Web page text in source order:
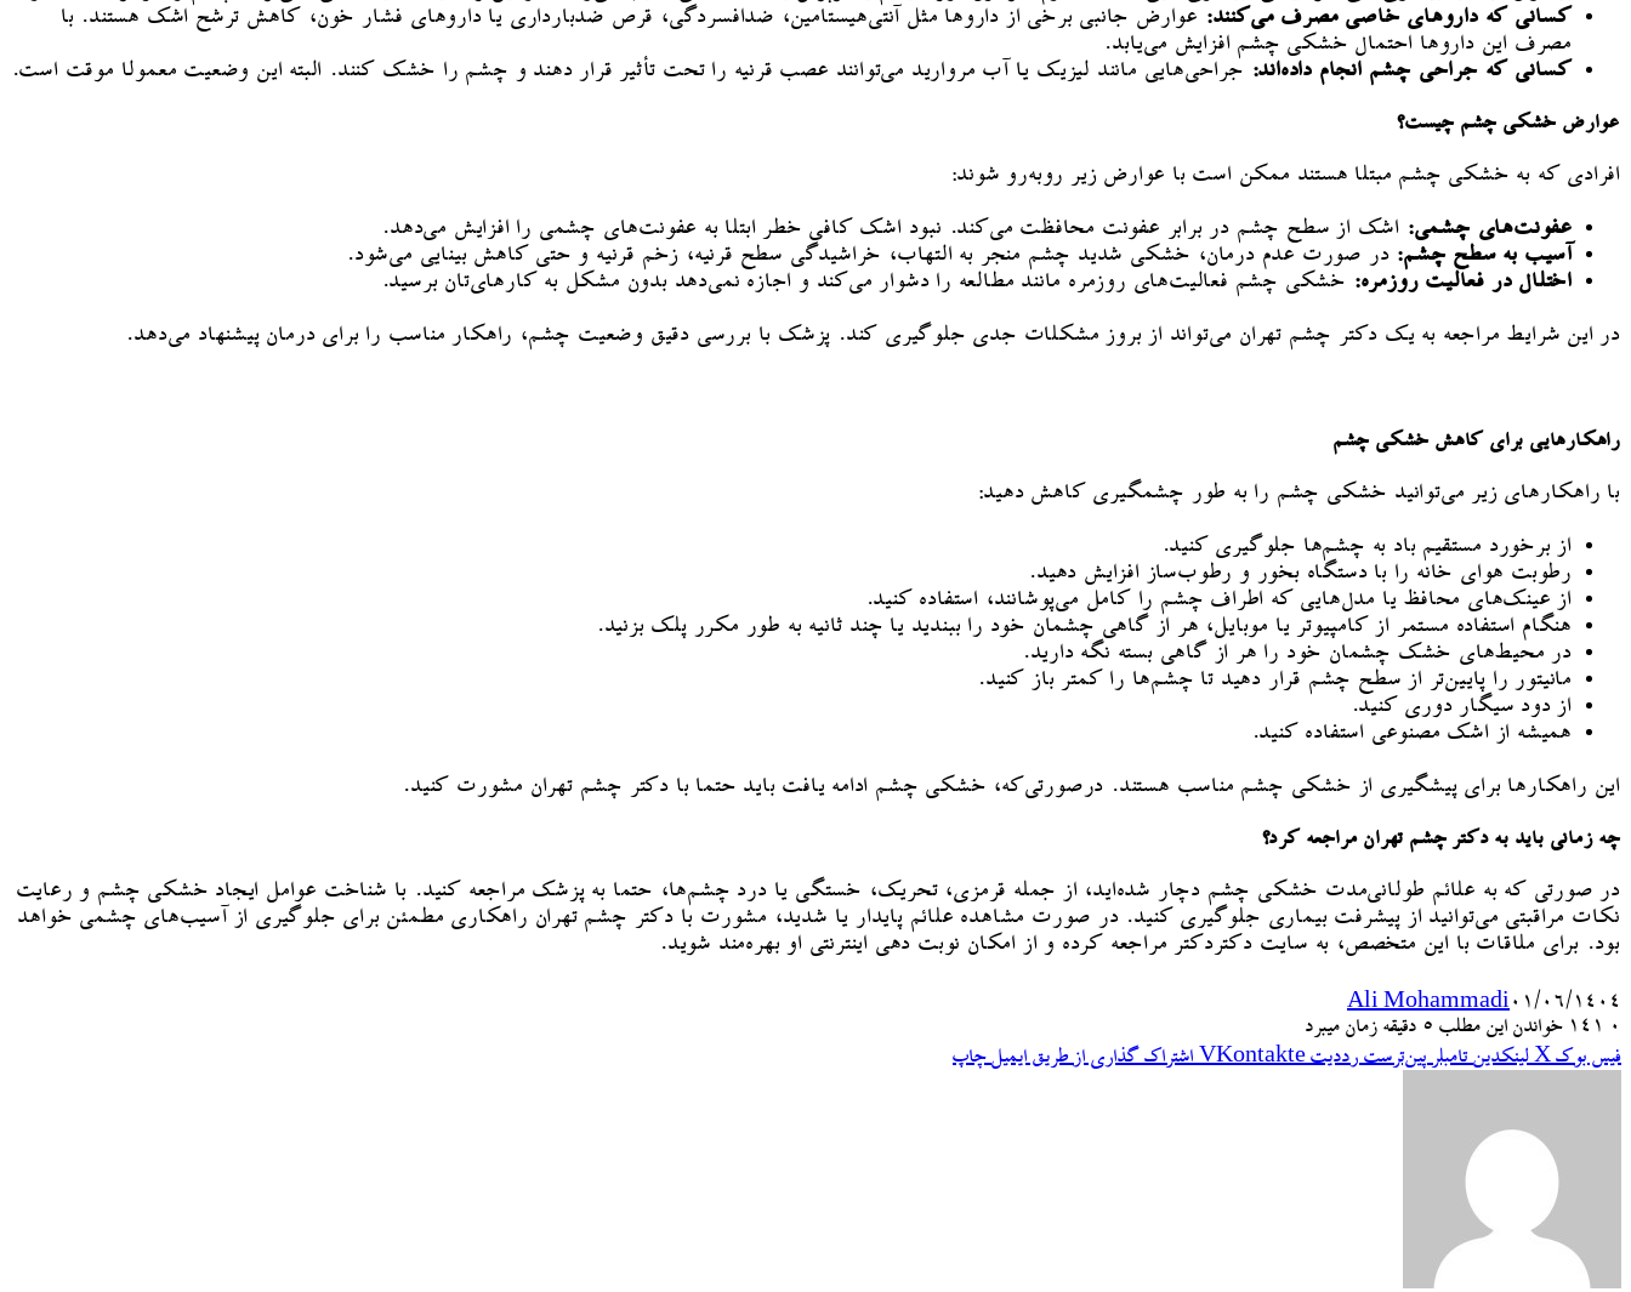
کسانی که داروهای خاصی مصرف می‌کنند: عوارض جانبی برخی از داروها مثل آنتی‌هیستامین، ضدافسردگی، قرص ضدبارداری یا داروهای فشار خون، کاهش ترشح اشک هستند. با
مصرف این داروها احتمال خشکی چشم افزایش می‌یابد.
کسانی که جراحی چشم انجام داده‌اند: جراحی‌هایی مانند لیزیک یا آب مروارید می‌توانند عصب قرنیه را تحت تأثیر قرار دهند و چشم را خشک کنند. البته این وضعیت معمولا موقت است.
عوارض خشکی چشم چیست؟
افرادی که به خشکی چشم مبتلا هستند ممکن است با عوارض زیر روبه‌رو شوند:
عفونت‌های چشمی: اشک از سطح چشم در برابر عفونت محافظت می‌کند. نبود اشک کافی خطر ابتلا به عفونت‌های چشمی را افزایش می‌دهد.
آسیب به سطح چشم: در صورت عدم درمان، خشکی شدید چشم منجر به التهاب، خراشیدگی سطح قرنیه، زخم قرنیه و حتی کاهش بینایی می‌شود.
اختلال در فعالیت روزمره: خشکی چشم فعالیت‌های روزمره مانند مطالعه را دشوار می‌کند و اجازه نمی‌دهد بدون مشکل به کارهای‌تان برسید.
در این شرایط مراجعه به یک دکتر چشم تهران می‌تواند از بروز مشکلات جدی جلوگیری کند. پزشک با بررسی دقیق وضعیت چشم، راهکار مناسب را برای درمان پیشنهاد می‌دهد.
راهکارهایی برای کاهش خشکی چشم
با راهکارهای زیر می‌توانید خشکی چشم را به طور چشمگیری کاهش دهید:
از برخورد مستقیم باد به چشم‌ها جلوگیری کنید.
رطوبت هوای خانه را با دستگاه بخور و رطوب‌ساز افزایش دهید.
از عینک‌های محافظ یا مدل‌هایی که اطراف چشم را کامل می‌پوشانند، استفاده کنید.
هنگام استفاده مستمر از کامپیوتر یا موبایل، هر از گاهی چشمان خود را ببندید یا چند ثانیه به طور مکرر پلک بزنید.
در محیط‌های خشک چشمان خود را هر از گاهی بسته نگه دارید.
مانیتور را پایین‌تر از سطح چشم قرار دهید تا چشم‌ها را کمتر باز کنید.
از دود سیگار دوری کنید.
همیشه از اشک مصنوعی استفاده کنید.
این راهکارها برای پیشگیری از خشکی چشم مناسب هستند. درصورتی‌که، خشکی چشم ادامه یافت باید حتما با دکتر چشم تهران مشورت کنید.
چه زمانی باید به دکتر چشم تهران مراجعه کرد؟
در صورتی که به علائم طولانی‌مدت خشکی چشم دچار شده‌اید، از جمله قرمزی، تحریک، خستگی یا درد چشم‌ها، حتما به پزشک مراجعه کنید. با شناخت عوامل ایجاد خشکی چشم و رعایت
نکات مراقبتی می‌توانید از پیشرفت بیماری جلوگیری کنید. در صورت مشاهده علائم پایدار یا شدید، مشورت با دکتر چشم تهران راهکاری مطمئن برای جلوگیری از آسیب‌های چشمی خواهد
بود. برای ملاقات با این متخصص، به سایت دکتردکتر مراجعه کرده و از امکان نوبت دهی اینترنتی او بهره‌مند شوید.
Ali Mohammadi۰۱/۰۶/۱۴۰۴
۰
خواندن این مطلب 5 دقیقه زمان میبرد
فیس بوک X لینکدین ‫تامبلر ‫پین‌ترست ‫رددیت ‫VKontakte اشتراک گذاری از طریق ایمیل چاپ